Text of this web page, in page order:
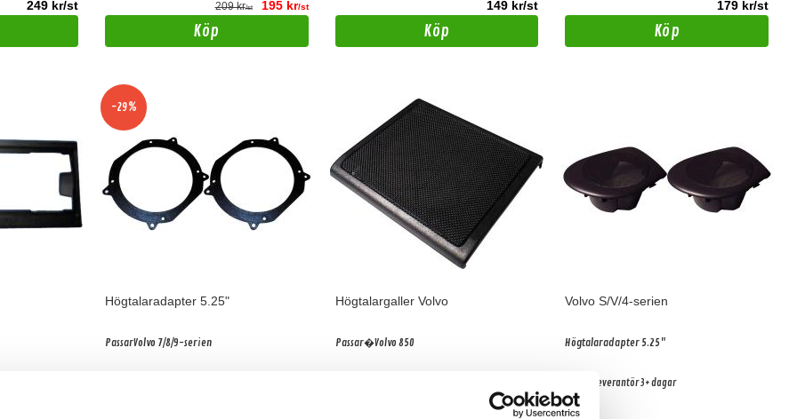
249 kr/st 209 kr/st 195 kr/st
Köp
149 kr/st
Köp
179 kr/st
Köp
-29%
Högtalaradapter 5.25"
PassarVolvo 7/8/9-serien
Högtalargaller Volvo
Passar�Volvo 850
Volvo S/V/4-serien
Högtalaradapter 5.25"
Hos leverantör 3+ dagar